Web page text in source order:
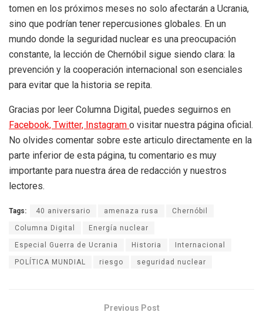
tomen en los próximos meses no solo afectarán a Ucrania,
sino que podrían tener repercusiones globales. En un
mundo donde la seguridad nuclear es una preocupación
constante, la lección de Chernóbil sigue siendo clara: la
prevención y la cooperación internacional son esenciales
para evitar que la historia se repita.
Gracias por leer Columna Digital, puedes seguirnos en
Facebook, Twitter, Instagram o visitar nuestra página oficial.
No olvides comentar sobre este articulo directamente en la
parte inferior de esta página, tu comentario es muy
importante para nuestra área de redacción y nuestros
lectores.
Tags: 40 aniversario amenaza rusa Chernóbil
Columna Digital Energía nuclear
Especial Guerra de Ucrania Historia Internacional
POLÍTICA MUNDIAL riesgo seguridad nuclear
Previous Post